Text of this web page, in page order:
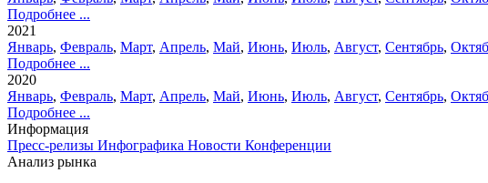
Подробнее ...
2021
Январь, Февраль, Март, Апрель, Май, Июнь, Июль, Август, Сентябрь,
Подробнее ...
2020
Январь, Февраль, Март, Апрель, Май, Июнь, Июль, Август, Сентябрь,
Подробнее ...
Информация
Пресс-релизы Инфографика Новости Конференции
Анализ рынка